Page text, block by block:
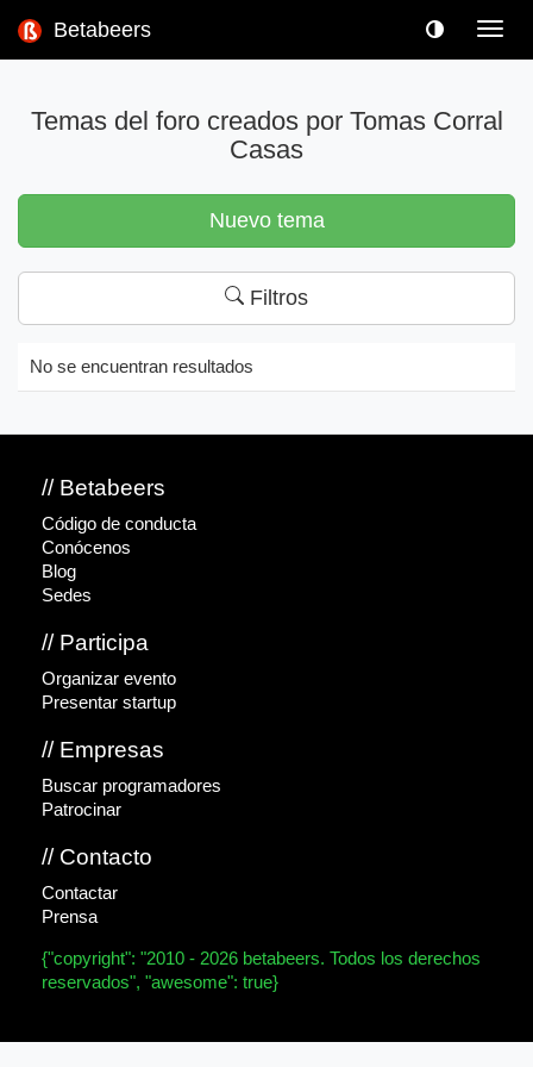
Betabeers
Temas del foro creados por Tomas Corral
Casas
Nuevo tema
Filtros
No se encuentran resultados
// Betabeers
Código de conducta
Conócenos
Blog
Sedes
// Participa
Organizar evento
Presentar startup
// Empresas
Buscar programadores
Patrocinar
// Contacto
Contactar
Prensa
{"copyright": "2010 - 2026 betabeers. Todos los derechos
reservados", "awesome": true}